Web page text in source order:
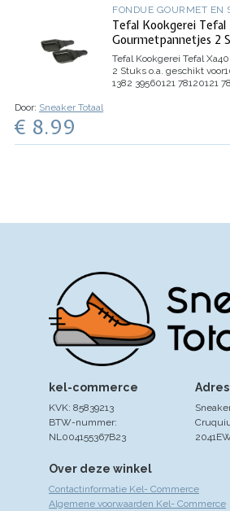
FONDUE GOURMET EN
Tefal Kookgerei Tefal
Gourmetpannetjes 2
Tefal Kookgerei Tefal
2 Stuks o.a. geschikt voor
1382 39560121 78120121
Door: Sneaker Totaal
€ 8.99
Over deze winkel
Contactinformatie Kel- Commerce
Algemene voorwaarden Kel- Commerce
Adres
kel-commerce
KVK: 85839213
BTW-nummer:
NL004155367B23